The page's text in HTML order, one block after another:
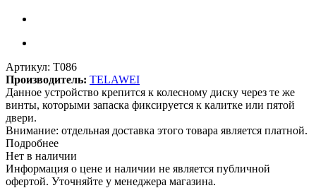
Артикул: T086
Производитель: TELAWEI
Данное устройство крепится к колесному диску через те же
винты, которыми запаска фиксируется к калитке или пятой
двери.
Внимание: отдельная доставка этого товара является платной.
Подробнее
Нет в наличии
Информация о цене и наличии не является публичной
офертой. Уточняйте у менеджера магазина.